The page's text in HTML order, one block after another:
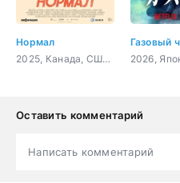
Нормал
2025, Канада, США, боевик, триллер, криминал, комедия, драма
Газовый
Оставить комментарий
Написать комментарий